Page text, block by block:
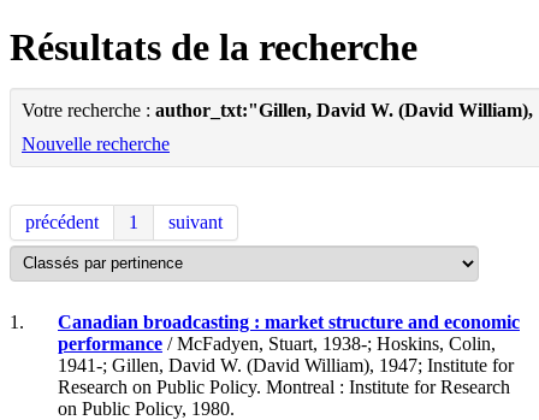
Résultats de la recherche
Votre recherche : author_txt:"Gillen, David W. (David William),
Nouvelle recherche
précédent 1 suivant
1.
Canadian broadcasting : market structure and economic
performance / McFadyen, Stuart, 1938-; Hoskins, Colin,
1941-; Gillen, David W. (David William), 1947; Institute for
Research on Public Policy. Montreal : Institute for Research
on Public Policy, 1980.